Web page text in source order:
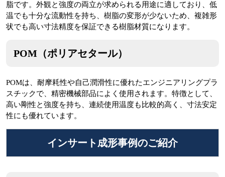
脂です。外観と強度の両立が求められる用途に適しており、低
温でも十分な流動性を持ち、樹脂の変形が少ないため、複雑形
状でも高い寸法精度を保証できる樹脂材質になります。
POM（ポリアセタール）
POMは、耐摩耗性や自己潤滑性に優れたエンジニアリングプラ
スチックで、精密機械部品によく使用されます。特徴として、
高い剛性と強度を持ち、連続使用温度も比較的高く、寸法安定
性にも優れています。
インサート成形事例のご紹介